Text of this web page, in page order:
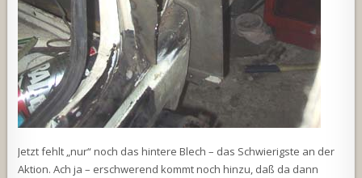
Jetzt fehlt „nur“ noch das hintere Blech – das Schwierigste an der
Aktion. Ach ja – erschwerend kommt noch hinzu, daß da dann